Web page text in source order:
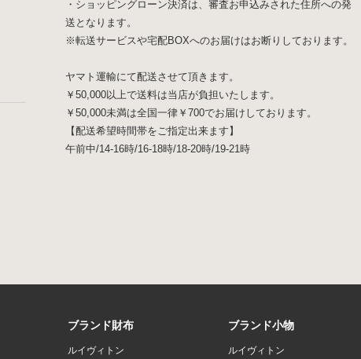
・ショッピングローン決済は、審査お申込みされた住所への発
送となります。
※転送サービスや宅配BOXへのお届けはお断りしております。
ヤマト運輸にて配送させて頂きます。
￥50,000以上で送料は当店が負担いたします。
￥50,000未満は全国一律￥700でお届けしております。
【配送希望時間帯をご指定出来ます】
午前中/14-16時/16-18時/18-20時/19-21時
ブランド財布
ルイヴィトン
ブランド小物
ルイヴィトン